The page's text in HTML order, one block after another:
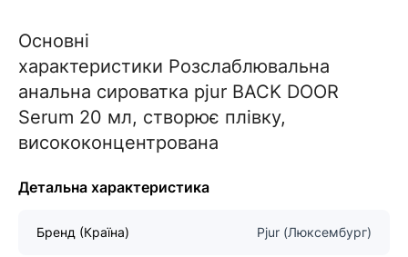
Основні
характеристики Розслаблювальна
анальна сироватка pjur BACK DOOR
Serum 20 мл, створює плівку,
висококонцентрована
Детальна характеристика
Бренд (Країна) Pjur (Люксембург)